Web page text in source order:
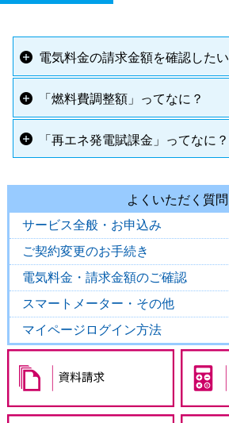
電気料金の請求金額を確認したい
「燃料費調整額」ってなに？
「再エネ発電賦課金」ってなに？
よくいただく質問
サービス全般・お申込み
ご契約変更のお手続き
電気料金・請求金額のご確認
スマートメーター・その他
マイページログイン方法